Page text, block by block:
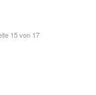
15 von 17